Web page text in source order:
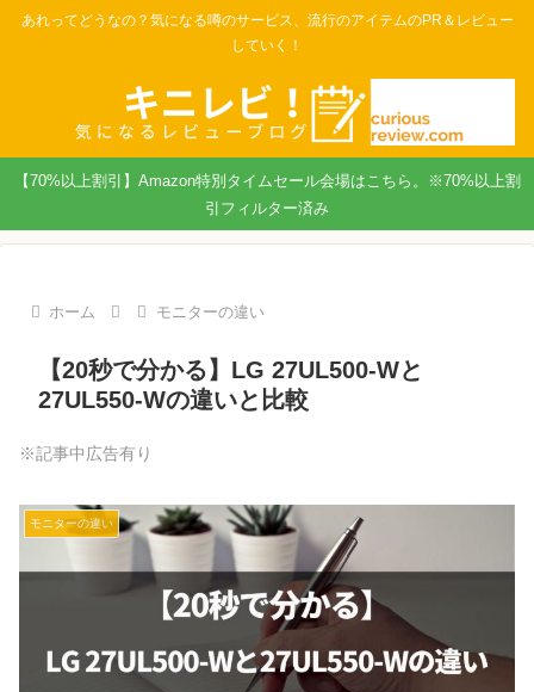
あれってどうなの？気になる噂のサービス、流行のアイテムのPR＆レビュー
していく！
【70%以上割引】Amazon特別タイムセール会場はこちら。※70%以上割
引フィルター済み
ホーム モニターの違い
【20秒で分かる】LG 27UL500-Wと
27UL550-Wの違いと比較
※記事中広告有り
モニターの違い